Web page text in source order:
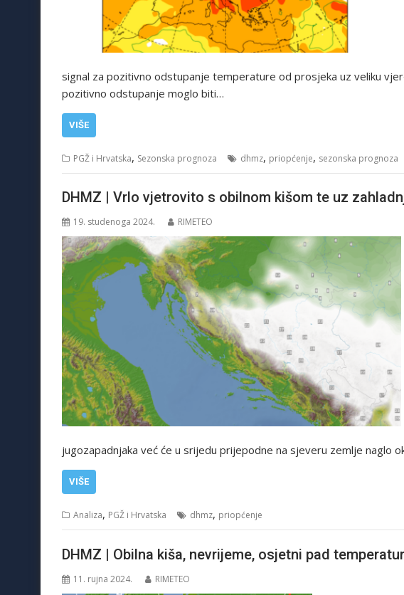
signal za pozitivno odstupanje temperature od prosjeka uz veliku
pozitivno odstupanje moglo biti…
VIŠE
PGŽ i Hrvatska, Sezonska prognoza dhmz, priopćenje, sezonska prognoza
DHMZ | Vrlo vjetrovito s obilnom kišom te uz
19. studenoga 2024. RIMETEO
jugozapadnjaka već će u srijedu prijepodne na sjeveru zemlje naglo
VIŠE
Analiza, PGŽ i Hrvatska dhmz, priopćenje
DHMZ | Obilna kiša, nevrijeme, osjetni pad
11. rujna 2024. RIMETEO